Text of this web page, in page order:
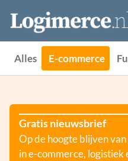
Vacatures
Events
Adverteren
Partners
Alles E-commerce
Gratis nieuwsbrief
Op de hoogte blijven
in e-commerce,